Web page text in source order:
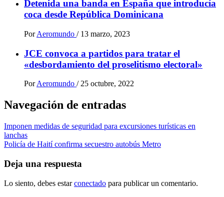
Detenida una banda en España que introducía
coca desde República Dominicana
Por Aeromundo / 13 marzo, 2023
JCE convoca a partidos para tratar el
«desbordamiento del proselitismo electoral»
Por Aeromundo / 25 octubre, 2022
Navegación de entradas
Imponen medidas de seguridad para excursiones turísticas en
lanchas
Policía de Haití confirma secuestro autobús Metro
Deja una respuesta
Lo siento, debes estarconectado para publicar un comentario.